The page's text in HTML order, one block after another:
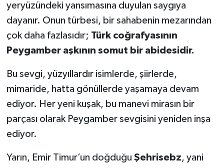
yeryüzündeki yansımasına duyulan saygıya
dayanır. Onun türbesi, bir sahabenin mezarından
çok daha fazlasıdır; Türk coğrafyasının
Peygamber aşkının somut bir abidesidir.
Bu sevgi, yüzyıllardır isimlerde, şiirlerde,
mimaride, hatta gönüllerde yaşamaya devam
ediyor. Her yeni kuşak, bu manevi mirasın bir
parçası olarak Peygamber sevgisini yeniden inşa
ediyor.
Yarın, Emir Timur’un doğduğu Şehrisebz, yani